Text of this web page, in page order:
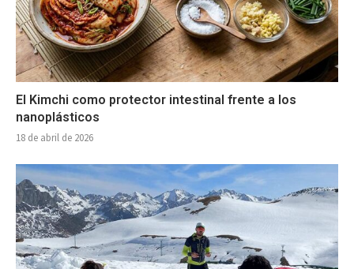
El Kimchi como protector intestinal frente a los
nanoplásticos
18 de abril de 2026